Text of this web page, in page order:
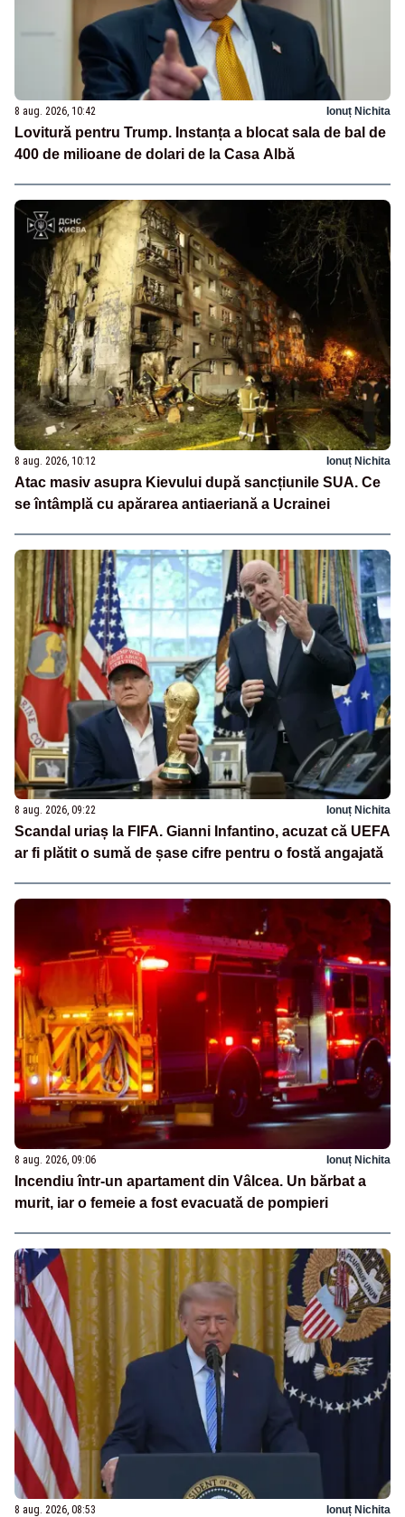
8 aug. 2026, 10:42 Ionuț Nichita
Lovitură pentru Trump. Instanța a blocat sala de bal de
400 de milioane de dolari de la Casa Albă
8 aug. 2026, 10:12 Ionuț Nichita
Atac masiv asupra Kievului după sancțiunile SUA. Ce
se întâmplă cu apărarea antiaeriană a Ucrainei
8 aug. 2026, 09:22 Ionuț Nichita
Scandal uriaș la FIFA. Gianni Infantino, acuzat că UEFA
ar fi plătit o sumă de șase cifre pentru o fostă angajată
8 aug. 2026, 09:06 Ionuț Nichita
Incendiu într-un apartament din Vâlcea. Un bărbat a
murit, iar o femeie a fost evacuată de pompieri
8 aug. 2026, 08:53 Ionuț Nichita